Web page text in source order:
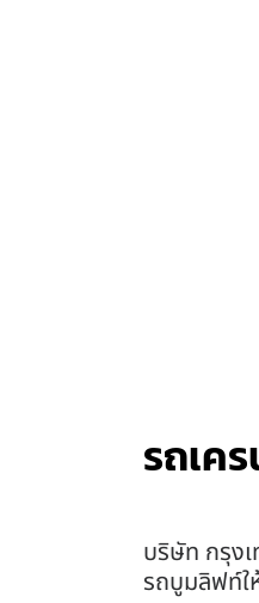
รถเค
บริษัท กรุงเ
รถบูมลิฟท์ใ